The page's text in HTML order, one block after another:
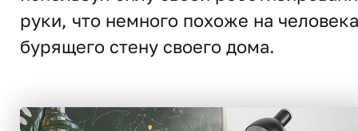
руки, что немного похоже на
бурящего стену своего дома.